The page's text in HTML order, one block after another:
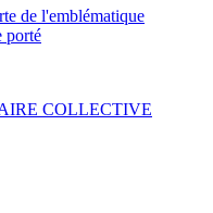
COLLECTIVE